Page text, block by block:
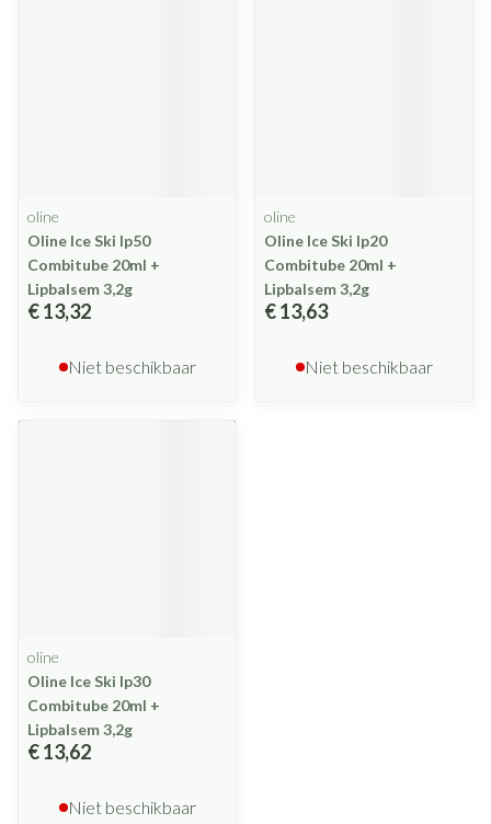
oline
Oline Ice Ski Ip50
Combitube 20ml +
Lipbalsem 3,2g
€ 13,32
Niet beschikbaar
oline
Oline Ice Ski Ip20
Combitube 20ml +
Lipbalsem 3,2g
€ 13,63
Niet beschikbaar
oline
Oline Ice Ski Ip30
Combitube 20ml +
Lipbalsem 3,2g
€ 13,62
Niet beschikbaar